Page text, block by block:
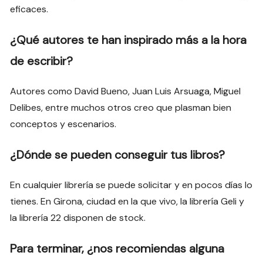
eficaces.
¿Qué autores te han inspirado más a la hora
de escribir?
Autores como David Bueno, Juan Luis Arsuaga, Miguel
Delibes, entre muchos otros creo que plasman bien
conceptos y escenarios.
¿Dónde se pueden conseguir tus libros?
En cualquier librería se puede solicitar y en pocos días lo
tienes. En Girona, ciudad en la que vivo, la librería Geli y
la librería 22 disponen de stock.
Para terminar, ¿nos recomiendas alguna